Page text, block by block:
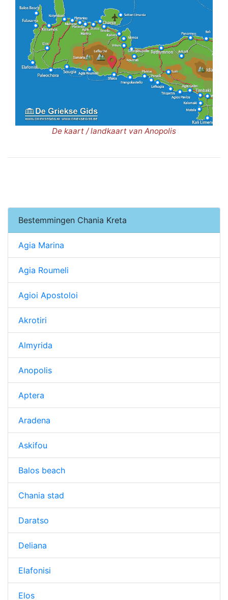
De kaart / landkaart van Anopolis
Bestemmingen Chania Kreta
Agia Marina
Agia Roumeli
Agioi Apostoloi
Akrotiri
Almyrida
Anopolis
Aptera
Aradena
Askifou
Balos beach
Chania stad
Daratso
Deliana
Elafonisi
Elos